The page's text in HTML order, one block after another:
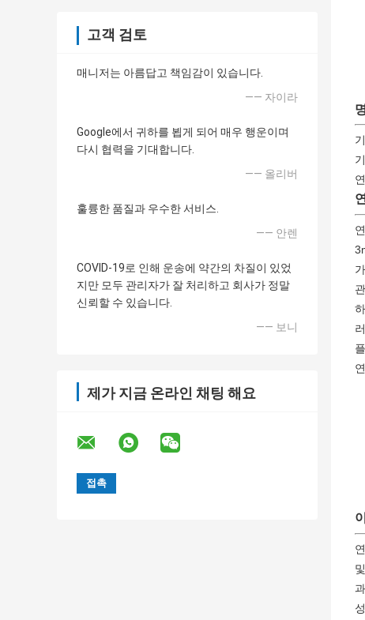
고객 검토
매니저는 아름답고 책임감이 있습니다.
—— 자이라
Google에서 귀하를 뵙게 되어 매우 행운이며
다시 협력을 기대합니다.
—— 올리버
훌륭한 품질과 우수한 서비스.
—— 안렌
COVID-19로 인해 운송에 약간의 차질이 있었
지만 모두 관리자가 잘 처리하고 회사가 정말
신뢰할 수 있습니다.
—— 보니
제가 지금 온라인 채팅 해요